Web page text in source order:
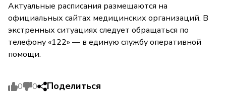
Актуальные расписания размещаются на
официальных сайтах медицинских организаций. В
экстренных ситуациях следует обращаться по
телефону «122» — в единую службу оперативной
помощи.
0 0 Поделиться